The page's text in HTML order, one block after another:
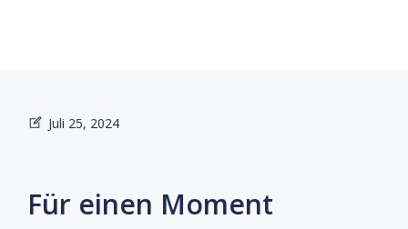
Juli 25, 2024
Für einen Moment